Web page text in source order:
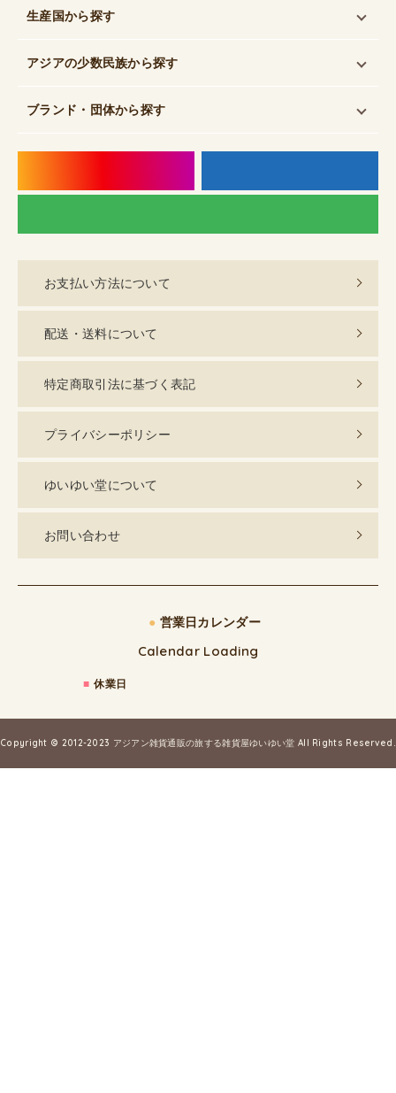
生産国から探す
アジアの少数民族から探す
ブランド・団体から探す
お支払い方法について
配送・送料について
特定商取引法に基づく表記
プライバシーポリシー
ゆいゆい堂について
お問い合わせ
● 営業日カレンダー
Calendar Loading
■ 休業日
Copyright © 2012-2023 アジアン雑貨通販の旅する雑貨屋ゆいゆい堂 All Rights Reserved.